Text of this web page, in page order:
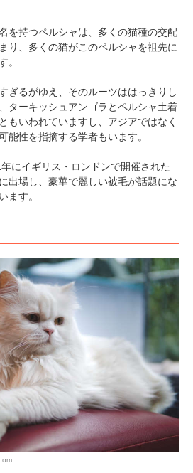
を持つペルシャは、多くの猫種の交配
り、多くの猫がこのペルシャを祖先に
。
ぎるがゆえ、そのルーツははっきりし
ターキッシュアンゴラとペルシャ土着
もいわれていますし、アジアではなく
能性を指摘する学者もいます。
にイギリス・ロンドンで開催された
出場し、豪華で麗しい被毛が話題にな
ます。